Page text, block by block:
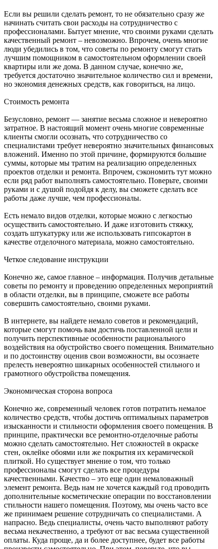
Если вы решили сделать ремонт, то не обязательно сразу же
начинать считать свои расходы на сотрудничество с
профессионалами. Бытует мнение, что своими руками сделать
качественный ремонт – невозможно. Впрочем, очень многие
люди убедились в том, что советы по ремонту смогут стать
лучшим помощником в самостоятельном оформлении своей
квартиры или же дома. В данном случае, конечно же,
требуется достаточно значительное количество сил и времени,
но экономия денежных средств, как говориться, на лицо.
Стоимость ремонта
Безусловно, ремонт — занятие весьма сложное и невероятно
затратное. В настоящий момент очень многие современные
клиенты смогли осознать, что сотрудничество со
специалистами требует невероятно значительных финансовых
вложений. Именно по этой причине, формируются большие
суммы, которые мы тратим на реализацию определенных
проектов отделки и ремонта. Впрочем, сэкономить тут можно
если ряд работ выполнять самостоятельно. Поверьте, своими
руками и с душой подойдя к делу, вы сможете сделать все
работы даже лучше, чем профессионалы.
Есть немало видов отделки, которые можно с легкостью
осуществить самостоятельно. И даже изготовить стяжку,
создать штукатурку или же использовать гипсокартон в
качестве отделочного материала, можно самостоятельно.
Четкое следование инструкции
Конечно же, самое главное – информация. Получив детальные
советы по ремонту и проведению определенных мероприятий
в области отделки, вы в принципе, сможете все работы
совершить самостоятельно, своими руками.
В интернете, вы найдете немало советов и рекомендаций,
которые смогут помочь вам достичь поставленной цели и
получить перспективные особенности рационального
воздействия на обустройство своего помещения. Внимательно
и по достоинству оценив свои возможности, вы осознаете
прелесть невероятно шикарных особенностей стильного и
грамотного обустройства помещения.
Экономическая сторона вопроса
Конечно же, современный человек готов потратить немалое
количество средств, чтобы достичь оптимальных параметров
изысканности и стильности оформления своего помещения. В
принципе, практически все ремонтно-отделочные работы
можно сделать самостоятельно. Нет сложностей в окраске
стен, оклейке обоями или же покрытия их керамической
плиткой. Но существует мнение о том, что только
профессионалы смогут сделать все процедуры
качественными. Качество – это еще один немаловажный
элемент ремонта. Ведь нам не хочется каждый год проводить
дополнительные косметические операции по восстановлении
стильности нашего помещения. Поэтому, мы очень часто все
же принимаем решение сотрудничать со специалистами. А
напрасно. Ведь специалисты, очень часто выполняют работу
весьма некачественно, а требуют от вас весьма существенной
оплаты. Куда проще, да и более доступнее, будет все работы